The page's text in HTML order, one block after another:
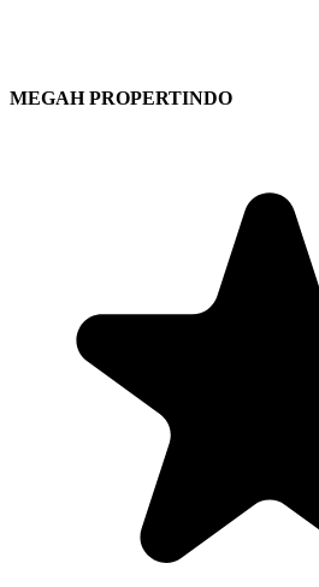
MEGAH PROPERTINDO